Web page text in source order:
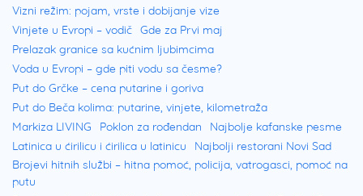
Vizni režim: pojam, vrste i dobijanje vize
Vinjete u Evropi – vodič Gde za Prvi maj
Prelazak granice sa kućnim ljubimcima
Voda u Evropi – gde piti vodu sa česme?
Put do Grčke – cena putarine i goriva
Put do Beča kolima: putarine, vinjete, kilometraža
Markiza LIVING
Poklon za rođendan
Najbolje kafanske pesme
Latinica u ćirilicu i ćirilica u latinicu
Najbolji restorani Novi Sad
Brojevi hitnih službi – hitna pomoć, policija, vatrogasci, pomoć na
putu